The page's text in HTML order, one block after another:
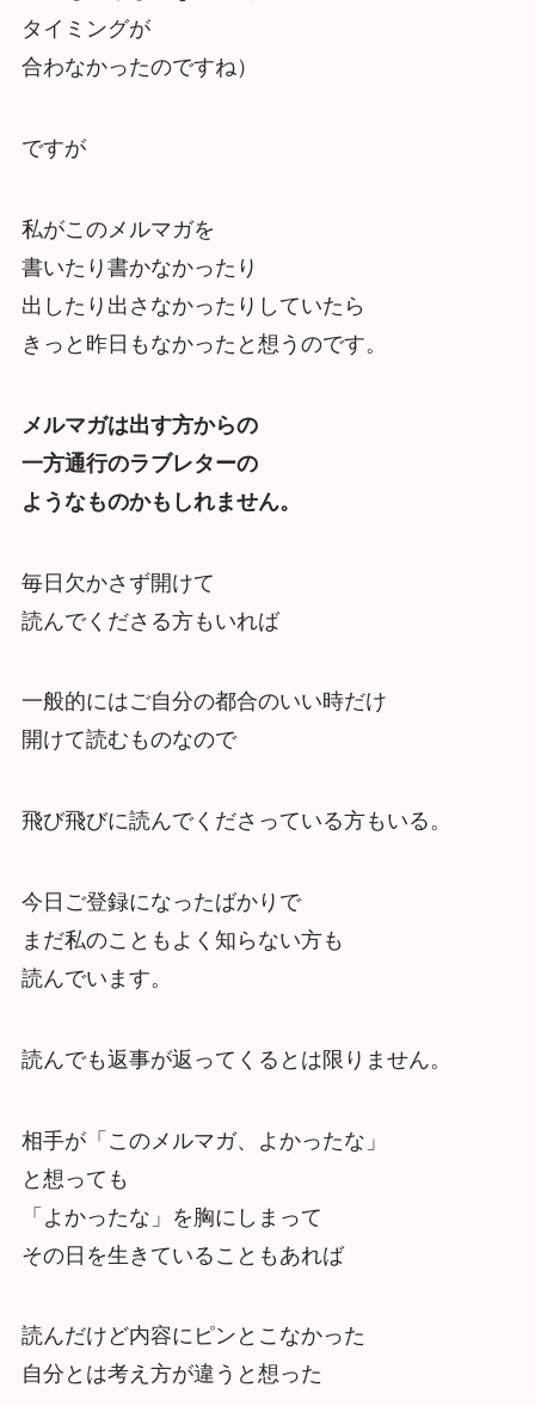
タイミングが
合わなかったのですね）
ですが
私がこのメルマガを
書いたり書かなかったり
出したり出さなかったりしていたら
きっと昨日もなかったと想うのです。
メルマガは出す方からの
一方通行のラブレターの
ようなものかもしれません。
毎日欠かさず開けて
読んでくださる方もいれば
一般的にはご自分の都合のいい時だけ
開けて読むものなので
飛び飛びに読んでくださっている方もいる。
今日ご登録になったばかりで
まだ私のこともよく知らない方も
読んでいます。
読んでも返事が返ってくるとは限りません。
相手が「このメルマガ、よかったな」
と想っても
「よかったな」を胸にしまって
その日を生きていることもあれば
読んだけど内容にピンとこなかった
自分とは考え方が違うと想った